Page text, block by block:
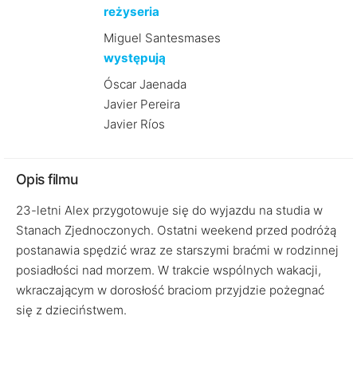
reżyseria
Miguel Santesmases
występują
Óscar Jaenada
Javier Pereira
Javier Ríos
Opis filmu
23-letni Alex przygotowuje się do wyjazdu na studia w
Stanach Zjednoczonych. Ostatni weekend przed podróżą
postanawia spędzić wraz ze starszymi braćmi w rodzinnej
posiadłości nad morzem. W trakcie wspólnych wakacji,
wkraczającym w dorosłość braciom przyjdzie pożegnać
się z dzieciństwem.